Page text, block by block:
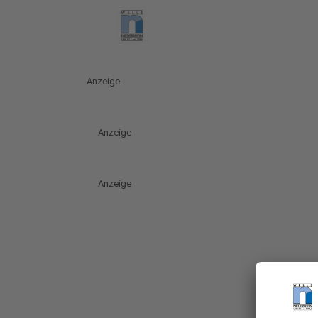
Anzeige
Anzeige
Anzeige